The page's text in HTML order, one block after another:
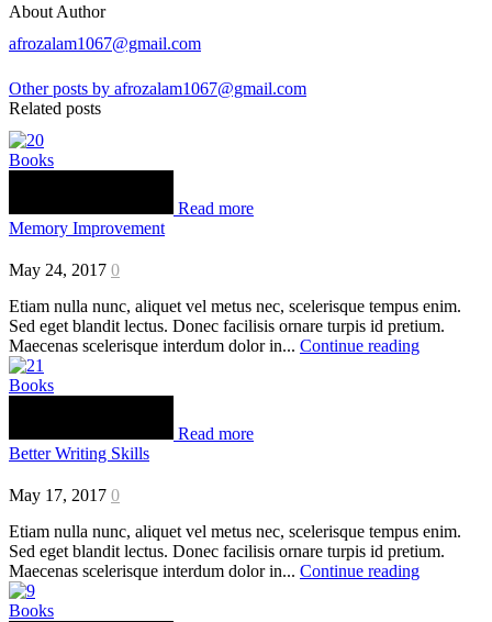
About Author
afrozalam1067@gmail.com
Other posts by afrozalam1067@gmail.com
Related posts
Books
Read more
Memory Improvement
May 24, 2017 0
Etiam nulla nunc, aliquet vel metus nec, scelerisque tempus enim.
Sed eget blandit lectus. Donec facilisis ornare turpis id pretium.
Maecenas scelerisque interdum dolor in... Continue reading
Books
Read more
Better Writing Skills
May 17, 2017 0
Etiam nulla nunc, aliquet vel metus nec, scelerisque tempus enim.
Sed eget blandit lectus. Donec facilisis ornare turpis id pretium.
Maecenas scelerisque interdum dolor in... Continue reading
Books